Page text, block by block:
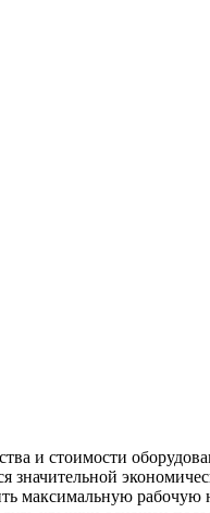
и стоимости
значительной
максимальную рабочую